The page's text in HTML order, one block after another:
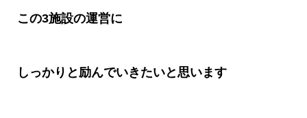
この3施設の運営に
しっかりと励んでいきたいと思います